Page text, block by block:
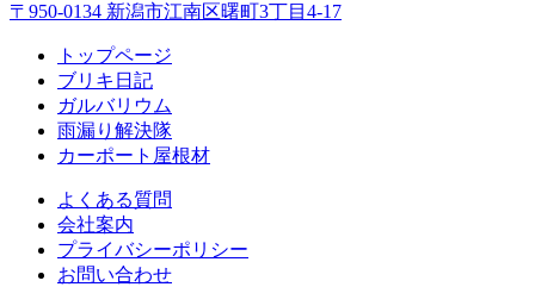
〒950-0134 新潟市江南区曙町3丁目4-17
トップページ
ブリキ日記
ガルバリウム
雨漏り解決隊
カーポート屋根材
よくある質問
会社案内
プライバシーポリシー
お問い合わせ